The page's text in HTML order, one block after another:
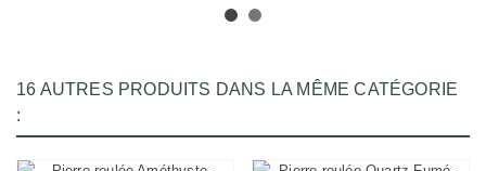
16 AUTRES PRODUITS DANS LA MÊME CATÉGORIE
: